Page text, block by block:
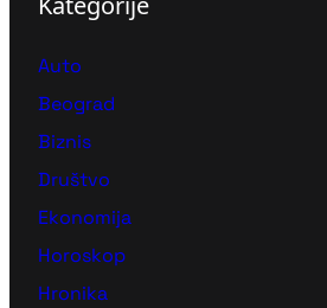
Auto
Beograd
Biznis
Društvo
Ekonomija
Horoskop
Hronika